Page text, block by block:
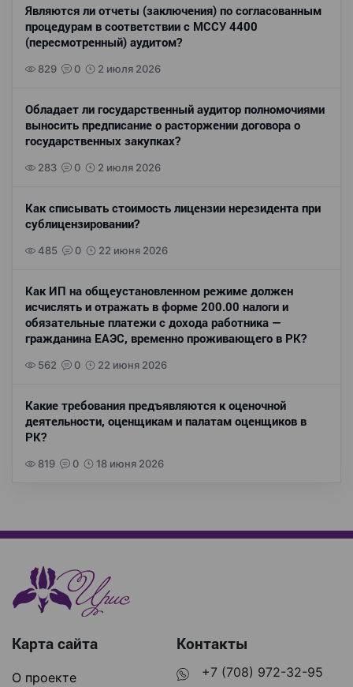
Являются ли отчеты (заключения) по согласованным
процедурам в соответствии с МССУ 4400
(пересмотренный) аудитом?
829 0 2 июля 2026
Обладает ли государственный аудитор полномочиями
выносить предписание о расторжении договора о
государственных закупках?
283 0 2 июля 2026
Как списывать стоимость лицензии нерезидента при
сублицензировании?
485 0 22 июня 2026
Как ИП на общеустановленном режиме должен
исчислять и отражать в форме 200.00 налоги и
обязательные платежи с дохода работника —
гражданина ЕАЭС, временно проживающего в РК?
562 0 22 июня 2026
Какие требования предъявляются к оценочной
деятельности, оценщикам и палатам оценщиков в
РК?
819 0 18 июня 2026
Карта сайта
О проекте
Контакты
+7 (708) 972-32-95